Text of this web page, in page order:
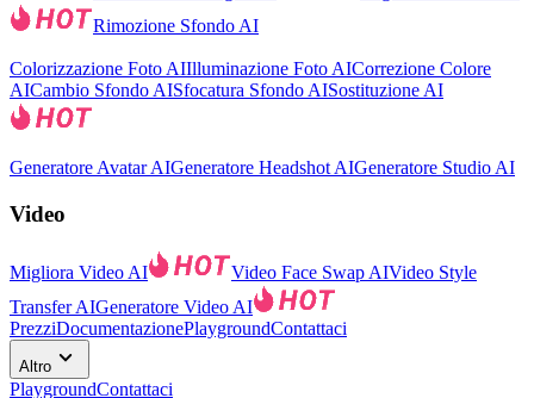
Rimozione Sfondo AI
Colorizzazione Foto AIIlluminazione Foto AICorrezione Colore
AICambio Sfondo AISfocatura Sfondo AISostituzione AI
Generatore Avatar AIGeneratore Headshot AIGeneratore Studio AI
Video
Migliora Video AI Video Face Swap AIVideo Style
Transfer AIGeneratore Video AI
PrezziDocumentazionePlaygroundContattaci
Altro
PlaygroundContattaci